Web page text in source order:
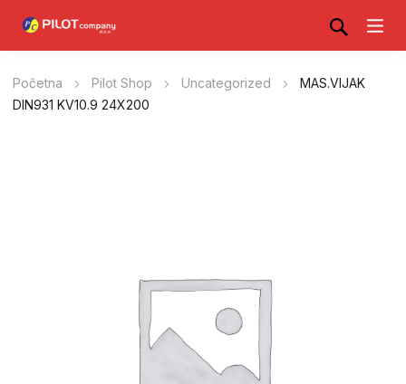
Početna Pilot Shop Uncategorized
MAS.VIJAK
DIN931 KV10.9 24X200